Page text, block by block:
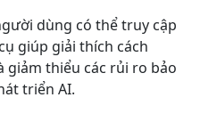
dùng có thể truy cập
giúp giải thích cách
giảm thiểu các rủi ro bảo
triển AI.